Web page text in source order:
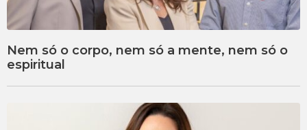
Nem só o corpo, nem só a mente, nem só o
espiritual